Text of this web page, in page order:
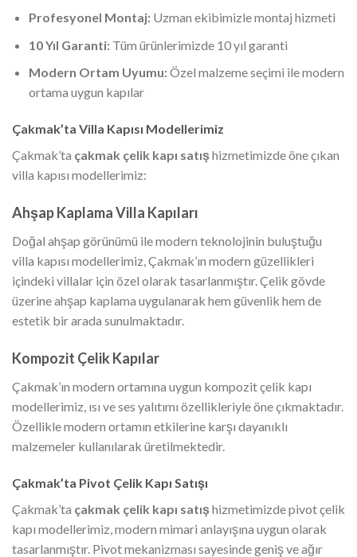
Profesyonel Montaj:Uzman ekibimizle montaj hizmeti
10 Yıl Garanti:Tüm ürünlerimizde 10 yıl garanti
Modern Ortam Uyumu:Özel malzeme seçimi ile modern
ortama uygun kapılar
Çakmak’ta Villa Kapısı Modellerimiz
Çakmak’ta çakmak çelik kapı satışhizmetimizde öne çıkan
villa kapısı modellerimiz:
Ahşap Kaplama Villa Kapıları
Doğal ahşap görünümü ile modern teknolojinin buluştuğu
villa kapısı modellerimiz, Çakmak’ın modern güzellikleri
içindeki villalar için özel olarak tasarlanmıştır. Çelik gövde
üzerine ahşap kaplama uygulanarak hem güvenlik hem de
estetik bir arada sunulmaktadır.
Kompozit Çelik Kapılar
Çakmak’ın modern ortamına uygun kompozit çelik kapı
modellerimiz, ısı ve ses yalıtımı özellikleriyle öne çıkmaktadır.
Özellikle modern ortamın etkilerine karşı dayanıklı
malzemeler kullanılarak üretilmektedir.
Çakmak’ta Pivot Çelik Kapı Satışı
Çakmak’ta çakmak çelik kapı satışhizmetimizde pivot çelik
kapı modellerimiz, modern mimari anlayışına uygun olarak
tasarlanmıştır. Pivot mekanizması sayesinde geniş ve ağır